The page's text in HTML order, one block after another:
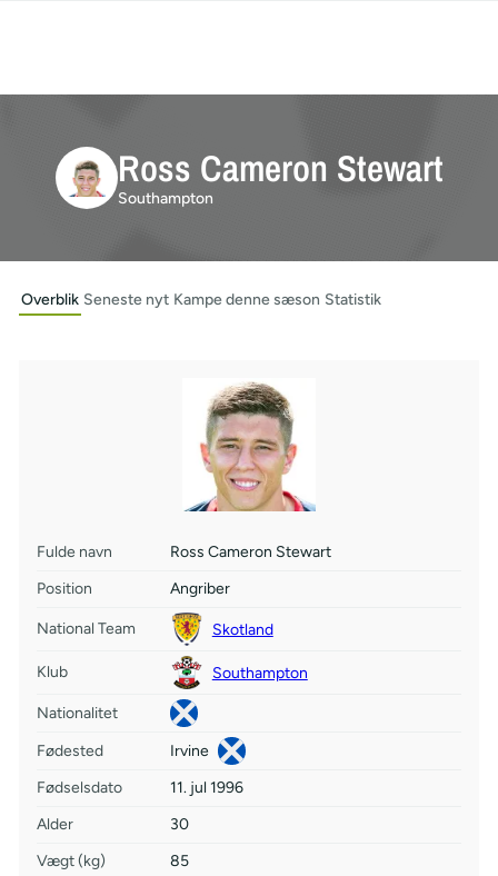
Ross Cameron Stewart
Southampton
Overblik Seneste nyt Kampe denne sæson Statistik
Fulde navn
Ross Cameron Stewart
Position
Angriber
National Team Skotland
Klub Southampton
Nationalitet
Fødested
Irvine
Fødselsdato
11. jul 1996
Alder
30
Vægt (kg)
85